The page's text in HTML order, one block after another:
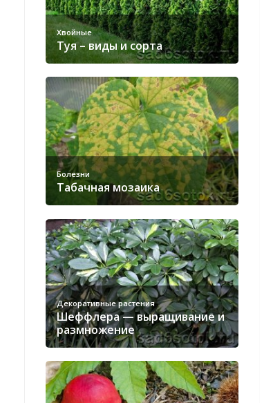
Хвойные
Туя – виды и сорта
Болезни
Табачная мозаика
Декоративные растения
Шеффлера — выращивание и
размножение